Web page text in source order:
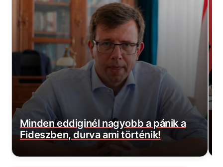
A kormány nyilvánosságra hozta az
Orbánék által kötött kínai gigahitel
részleteit, ülj le mielőtt elolvasod